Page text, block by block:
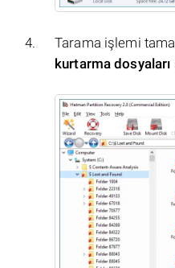
Tarama işlemi
kurtarma dosyaları